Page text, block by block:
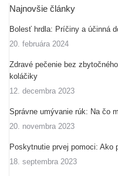
Najnovšie články
Bolesť hrdla: Príčiny a účinná
20. februára 2024
Zdravé pečenie bez
koláčiky
12. decembra 2023
Správne umývanie rúk: Na čo
20. novembra 2023
Poskytnutie prvej pomoci: Ako
18. septembra 2023